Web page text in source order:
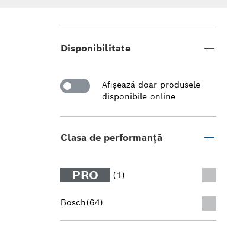
Disponibilitate
Afişează doar produsele
disponibile online
Clasa de performanță
PRO (1)
Bosch(64)